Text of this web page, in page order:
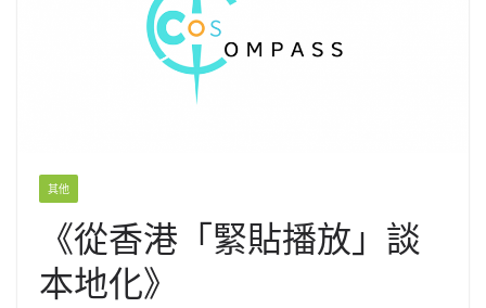
其他
《從香港「緊貼播放」談
本地化》